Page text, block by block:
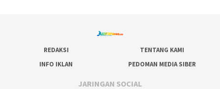
REDAKSI
TENTANG KAMI
INFO IKLAN
PEDOMAN MEDIA SIBER
JARINGAN SOCIAL